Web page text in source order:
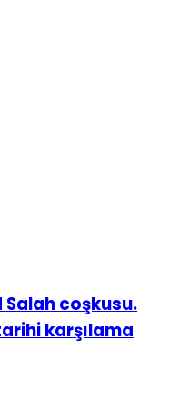
coşkusu.
karşılama